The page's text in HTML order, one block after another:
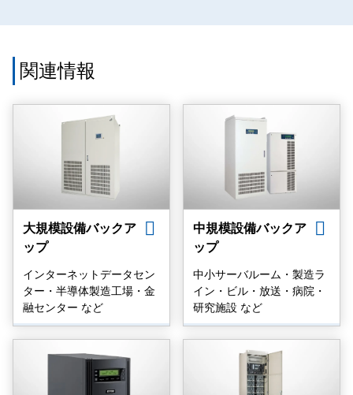
関連情報
大規模設備バックア
ップ
インターネットデータセン
ター・半導体製造工場・金
融センター など
中規模設備バックア
ップ
中小サーバルーム・製造ラ
イン・ビル・放送・病院・
研究施設 など